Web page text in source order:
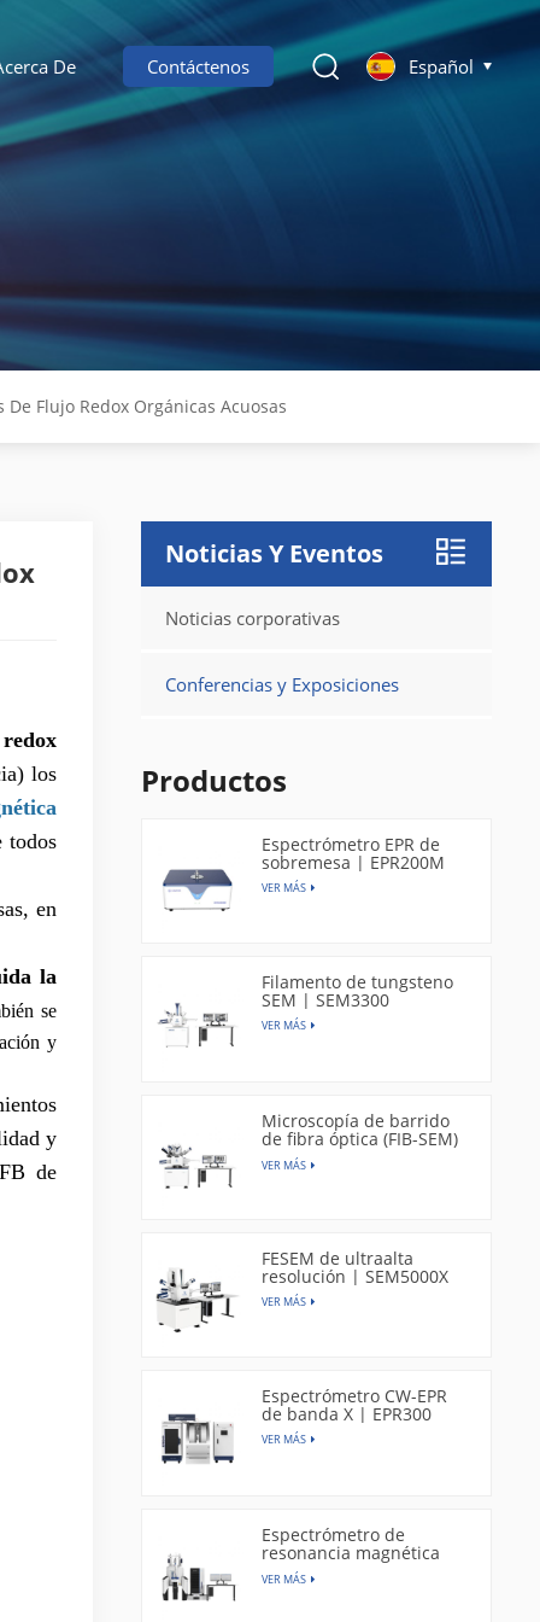
De Contáctenos Español
Flujo Redox Orgánicas Acuosas
los
todos
en
la
se
y
y
de
Noticias Y Eventos
Noticias corporativas
Conferencias y Exposiciones
Productos
Espectrómetro EPR de
sobremesa | EPR200M
VER MÁS
Filamento de tungsteno
SEM | SEM3300
VER MÁS
Microscopía de barrido
de fibra óptica (FIB-SEM)
| DB550
VER MÁS
FESEM de ultraalta
resolución | SEM5000X
VER MÁS
Espectrómetro CW-EPR
de banda X | EPR300
VER MÁS
Espectrómetro de
resonancia magnética
nuclear | CAN400
VER MÁS